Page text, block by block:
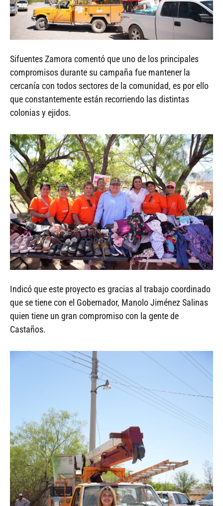
Sifuentes Zamora comentó que uno de los principales
compromisos durante su campaña fue mantener la
cercanía con todos sectores de la comunidad, es por ello
que constantemente están recorriendo las distintas
colonias y ejidos.
Indicó que este proyecto es gracias al trabajo coordinado
que se tiene con el Gobernador, Manolo Jiménez Salinas
quien tiene un gran compromiso con la gente de
Castaños.